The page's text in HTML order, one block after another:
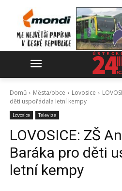
Domů Města/obce Lovosice
děti uspořádala letní kempy
Lovosice Televize
LOVOSICE: ZŠ
Baráka pro děti
letní kempy